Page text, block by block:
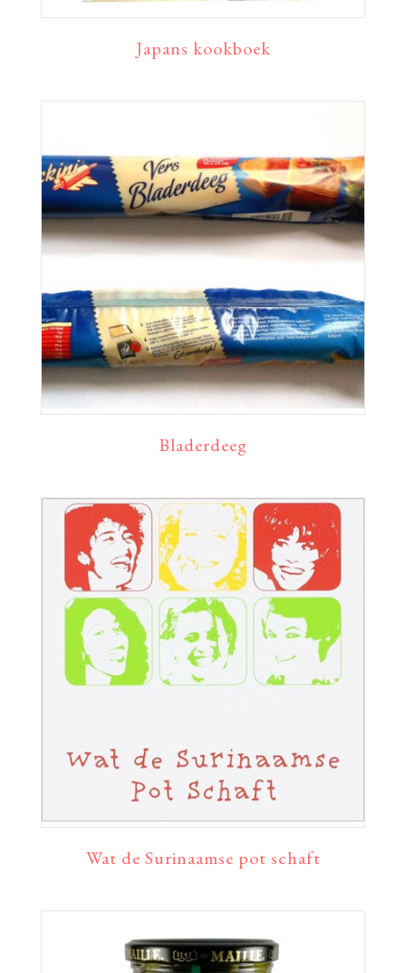
Japans kookboek
Bladerdeeg
Wat de Surinaamse pot schaft